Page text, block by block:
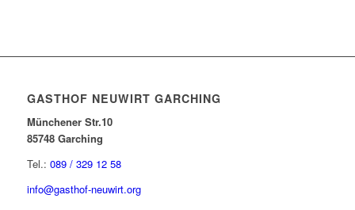
GASTHOF NEUWIRT GARCHING
Münchener Str.10
85748 Garching
Tel.: 089 / 329 12 58
info@gasthof-neuwirt.org